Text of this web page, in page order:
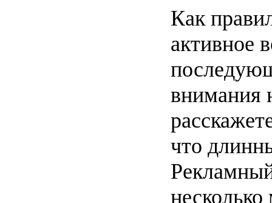
Как
активное
внимания
что